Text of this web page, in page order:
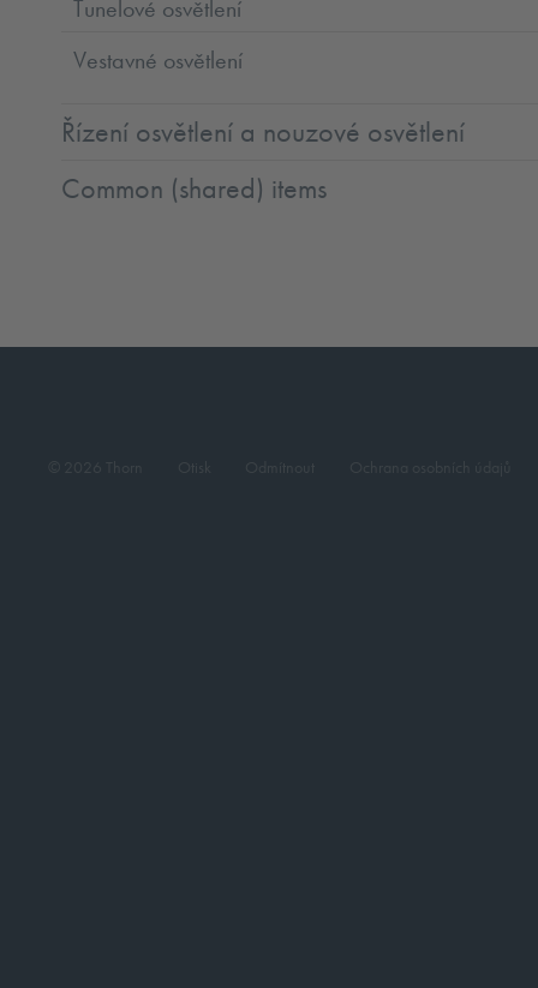
Tunelové osvětlení
Vestavné osvětlení
Řízení osvětlení a nouzové osvětlení
Common (shared) items